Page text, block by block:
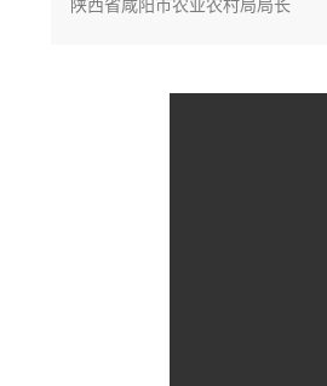
陕西省咸阳市农业农村局局长